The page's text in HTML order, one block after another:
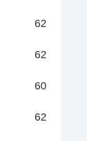
62
62
60
62